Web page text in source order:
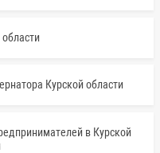
Курской области
в Курской